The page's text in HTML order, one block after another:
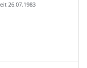
26.07.1983